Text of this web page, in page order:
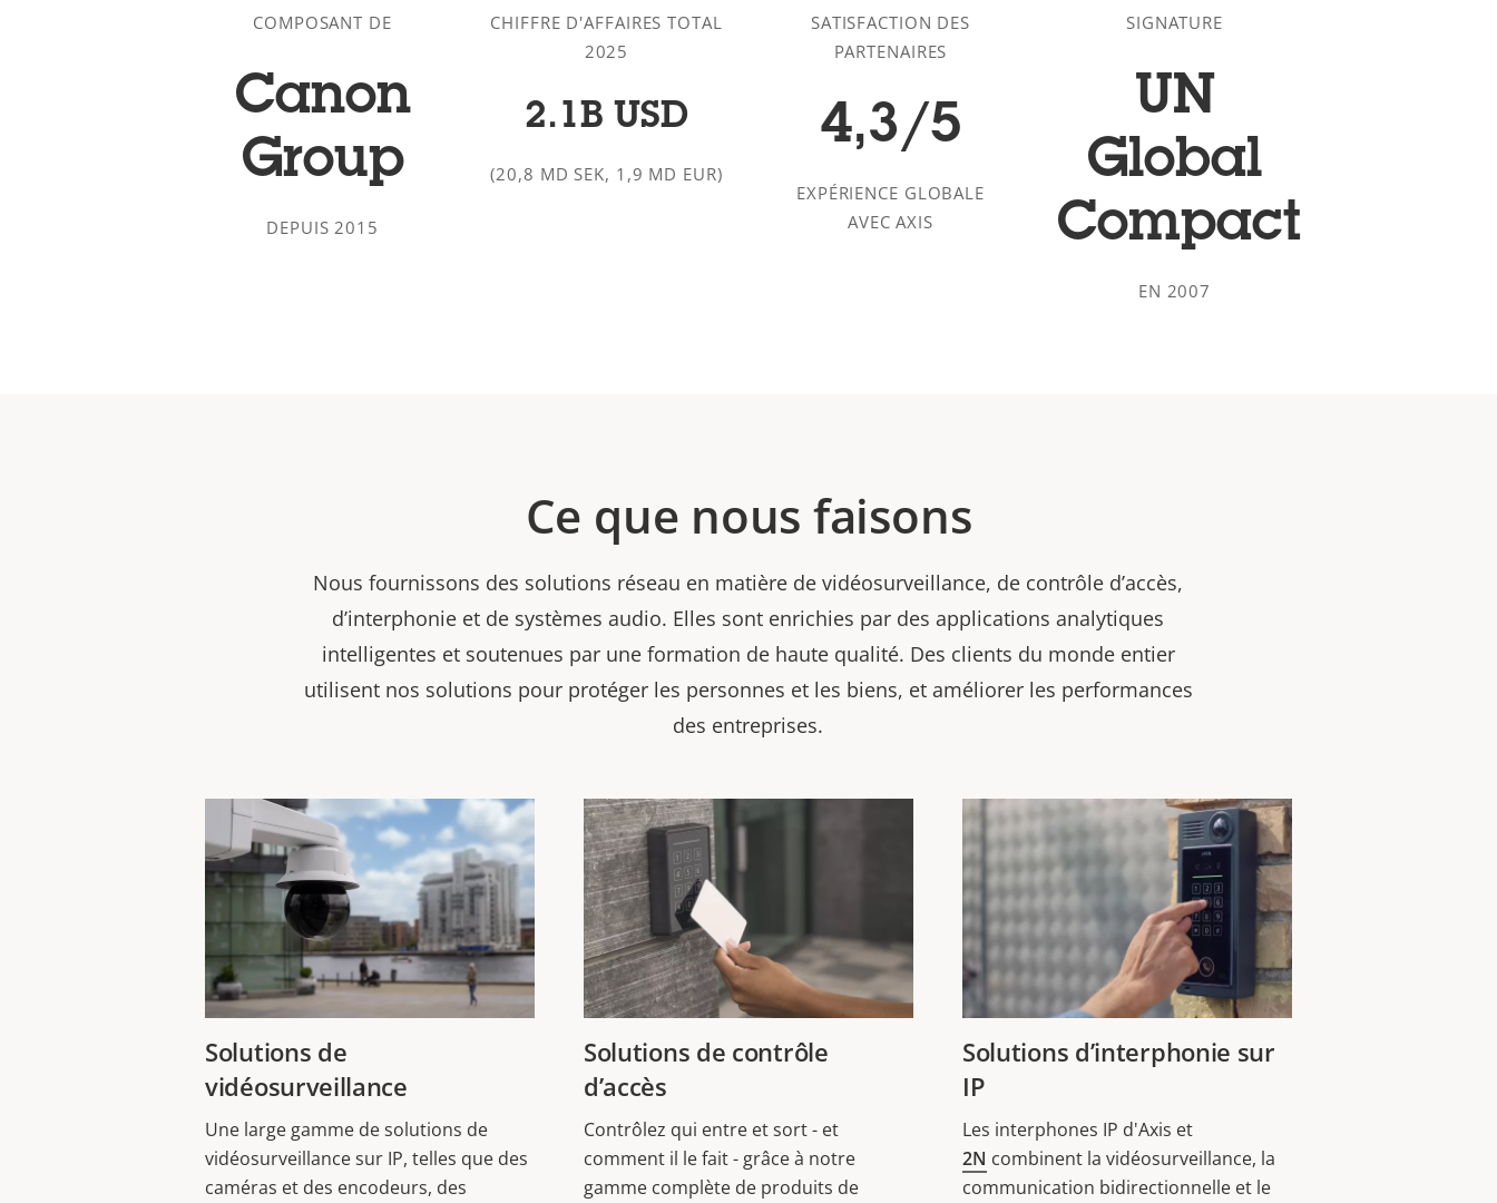
COMPOSANT DE
Canon
Group
DEPUIS 2015
CHIFFRE D'AFFAIRES TOTAL
2025
2.1B USD
(20,8 MD SEK, 1,9 MD EUR)
SATISFACTION DES
PARTENAIRES
4,3/5
EXPÉRIENCE GLOBALE
AVEC AXIS
SIGNATURE
UN
Global
Compact
EN 2007
Ce que nous faisons
Nous fournissons des solutions réseau en matière de vidéosurveillance, de contrôle d’accès,
d’interphonie et de systèmes audio. Elles sont enrichies par des applications analytiques
intelligentes et soutenues par une formation de haute qualité. Des clients du monde entier
utilisent nos solutions pour protéger les personnes et les biens, et améliorer les performances
des entreprises.
Solutions de
vidéosurveillance
Une large gamme de solutions de
vidéosurveillance sur IP, telles que des
caméras et des encodeurs, des
Solutions de contrôle
d’accès
Contrôlez qui entre et sort - et
comment il le fait - grâce à notre
gamme complète de produits de
Solutions d’interphonie sur
IP
Les interphones IP d'Axis et
2N combinent la vidéosurveillance, la
communication bidirectionnelle et le